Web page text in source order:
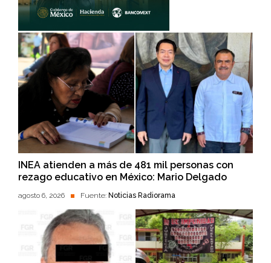
INEA atienden a más de 481 mil personas con
rezago educativo en México: Mario Delgado
agosto 6, 2026 Fuente: Noticias Radiorama